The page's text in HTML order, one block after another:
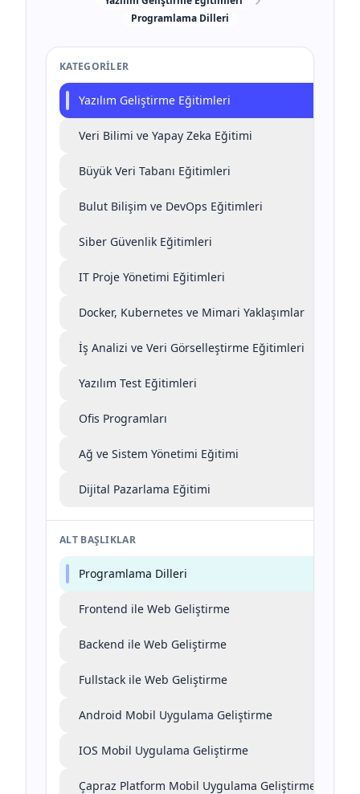
Programlama Dilleri
KATEGORILER
Yazılım Geliştirme Eğitimleri
Veri Bilimi ve Yapay Zeka Eğitimi
Büyük Veri Tabanı Eğitimleri
Bulut Bilişim ve DevOps Eğitimleri
Siber Güvenlik Eğitimleri
IT Proje Yönetimi Eğitimleri
Docker, Kubernetes ve Mimari Yaklaşımlar
İş Analizi ve Veri Görselleştirme Eğitimleri
Yazılım Test Eğitimleri
Ofis Programları
Ağ ve Sistem Yönetimi Eğitimi
Dijital Pazarlama Eğitimi
ALT BAŞLIKLAR
Programlama Dilleri
Frontend ile Web Geliştirme
Backend ile Web Geliştirme
Fullstack ile Web Geliştirme
Android Mobil Uygulama Geliştirme
IOS Mobil Uygulama Geliştirme
Çapraz Platform Mobil Uygulama Geliştirme